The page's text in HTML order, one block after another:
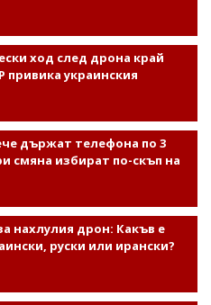
ход след дрона край
украинския
държат телефона по 3
смяна избират по-скъп на
нахлулия дрон: Какъв е
руски или ирански?